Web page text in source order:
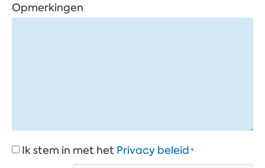
Opmerkingen
Consent
Ik stem in met het Privacy beleid*